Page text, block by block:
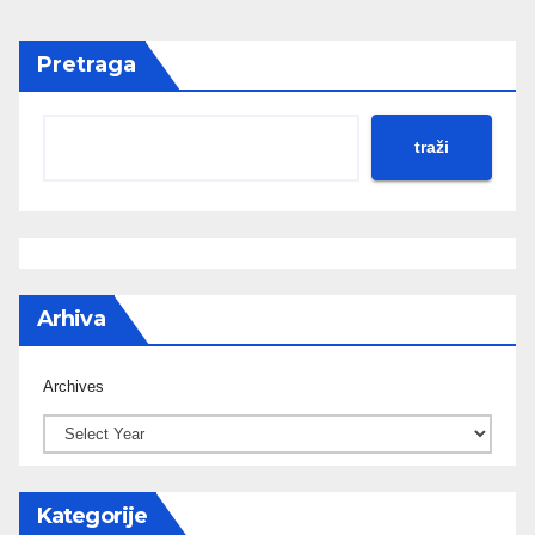
Pretraga
traži
Arhiva
Archives
Kategorije